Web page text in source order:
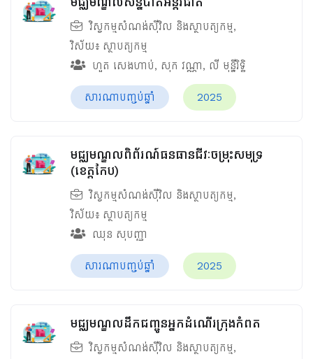
វិស្វកម្មសំណង់ស៊ីវិល និងស្ថាបត្យកម្ម,
វិស័យ៖ ស្ថាបត្យកម្ម
ហួត សេងហាប់, សុក វណ្ណា, លី មុន្នីរិទ្ធិ
សារណាបញ្ចប់ឆ្នាំ 2025
មជ្ឈមណ្ឌលពិព័រណ៍ធនធានជីវៈចម្រុះសមុទ្រ
(ខេត្តកែប)
វិស្វកម្មសំណង់ស៊ីវិល និងស្ថាបត្យកម្ម,
វិស័យ៖ ស្ថាបត្យកម្ម
ឈុន សុបញ្ញា
សារណាបញ្ចប់ឆ្នាំ 2025
មជ្ឈមណ្ឌលដឹកជញ្ជូនអ្នកដំណើរក្រុងកំពត
វិស្វកម្មសំណង់ស៊ីវិល និងស្ថាបត្យកម្ម,